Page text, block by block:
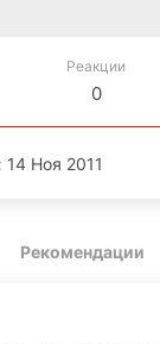
Реакции
0
14 Ноя 2011
Рекомендации